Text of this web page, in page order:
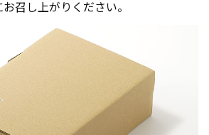
召し上がりください。